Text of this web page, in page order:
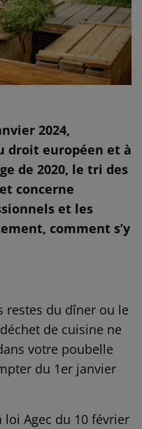
2024,
droit européen et à
de 2020, le tri des
concerne
et les
comment s’y
restes du dîner ou le
de cuisine ne
votre poubelle
du 1er janvier
Agec du 10 février